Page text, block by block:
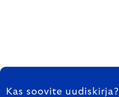
FOOTER
Kas soovite uudiskirja?